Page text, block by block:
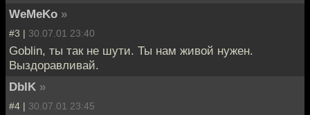
WeMeKo »
#3 | 30.07.01 23:40
Goblin, ты так не шути. Ты нам живой нужен.
Выздоравливай.
DblK »
#4 | 30.07.01 23:45